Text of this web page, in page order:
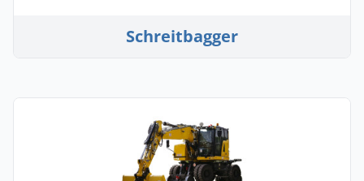
Schreitbagger